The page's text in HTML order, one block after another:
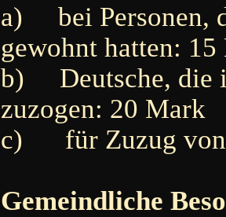
a) bei Personen,
gewohnt hatten:
b) Deutsche, die
zuzogen: 20 Mark
c) für Zuzug von
Gemeindliche